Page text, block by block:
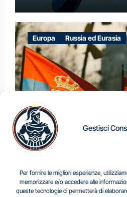
Gestisci
Per fornire le migliori esperienze,
memorizzare e/o accedere alle
queste tecnologie ci permetterà di
Europa Russia ed Eurasia